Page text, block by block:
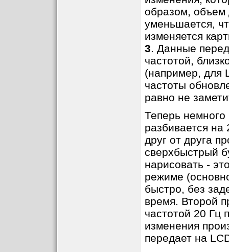
образом, объем
уменьшается,
изменяется
3. Данные
частотой,
(например, для
частоты
равно не
Теперь
разбивается
друг от друга
сверхбыстрый
нарисовать -
режиме
быстро, без
время. Второй
частотой 20 Гц
изменения
передает на